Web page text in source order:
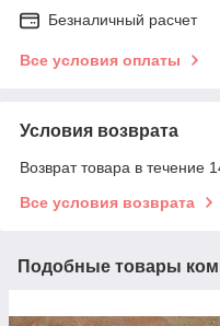
Безналичный расчет
Все условия оплаты
Условия возврата
Возврат товара в течение
Все условия возврата
Подобные товары